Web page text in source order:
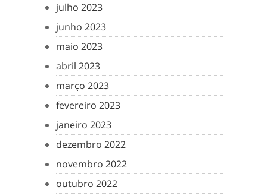
julho 2023
junho 2023
maio 2023
abril 2023
março 2023
fevereiro 2023
janeiro 2023
dezembro 2022
novembro 2022
outubro 2022